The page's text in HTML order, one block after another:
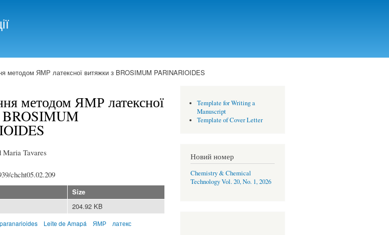
методом ЯМР латексної витяжки з BROSIMUM PARINARIOIDES
методом ЯМР латексної
BROSIMUM
Maria Tavares
chcht05.02.209
Size
204.92 KB
Leite de Amapá ЯМР латекс
Template for Writing a
Manuscript
Template of Cover Letter
Новий номер
Chemistry & Chemical
Technology Vol. 20, No. 1, 2026